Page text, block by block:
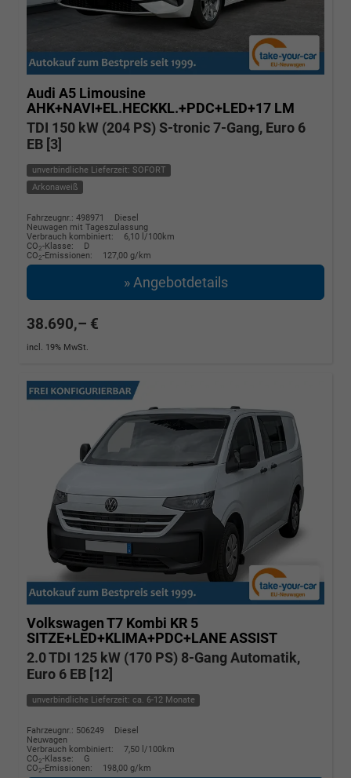
Audi A5 Limousine
AHK+NAVI+EL.HECKKL.+PDC+LED+17 LM
TDI 150 kW (204 PS) S-tronic 7-Gang, Euro 6
EB [3]
unverbindliche Lieferzeit: SOFORT
Arkonaweiß
Fahrzeugnr.: 498971
Diesel
Neuwagen mit Tageszulassung
Verbrauch kombiniert:
6,10 l/100km
CO2-Klasse:
D
CO2-Emissionen: 127,00 g/km
» Angebotdetails
38.690,– €
incl. 19% MwSt.
Volkswagen T7 Kombi KR 5
SITZE+LED+KLIMA+PDC+LANE ASSIST
2.0 TDI 125 kW (170 PS) 8-Gang Automatik,
Euro 6 EB [12]
unverbindliche Lieferzeit: ca. 6-12 Monate
Fahrzeugnr.: 506249
Diesel
Neuwagen
Verbrauch kombiniert:
7,50 l/100km
CO2-Klasse:
G
CO2-Emissionen: 198,00 g/km